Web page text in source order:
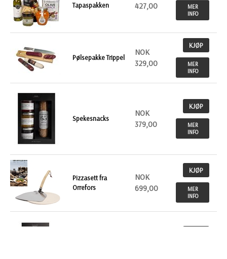
Tapaspakken
427,00
MER
INFO
Pølsepakke Trippel
NOK
329,00
KJØP
MER
INFO
Spekesnacks
NOK
379,00
KJØP
MER
INFO
Pizzasett fra
Orrefors
NOK
699,00
KJØP
MER
INFO